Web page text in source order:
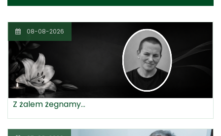
08-08-2026
Z żalem żegnamy...